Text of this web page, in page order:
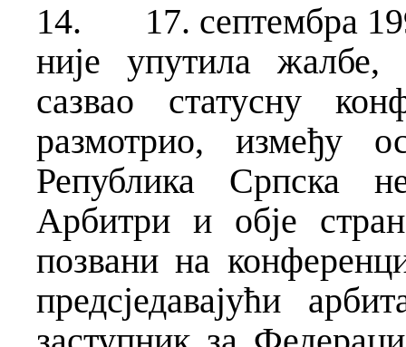
14.
17. септембра
није упутила жалбе,
сазвао статусну
размотрио, између
Република Српска
Арбитри и обје
позвани на
предсједавајући